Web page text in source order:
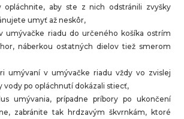
opláchnite, aby ste z nich odstránili zvyšky
umyť až neskôr,
umývačke riadu do určeného košíka ostrím
náberkou ostatných dielov tiež smerom
umývaní v umývačke riadu vždy vo zvislej
vody po opláchnutí dokázali stiecť,
umývania, prípadne príbory po ukončení
zabránite tak hrdzavým škvrnkám, ktoré